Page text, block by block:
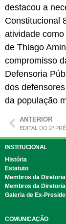
destacou a
Constitucional
atividade
de Thiago
compromisso
Defensoria
dos
da população
ANTERIOR
INSTITUCIONAL
História
Estatuto
Membros da Diretoria
Membros da
Galeria de Ex-
COMUNICAÇÃO